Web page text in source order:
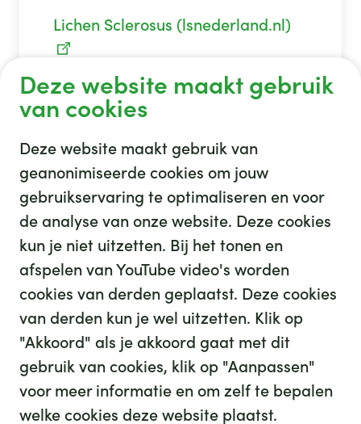
Lichen Sclerosus (lsnederland.nl)
Deze website maakt gebruik
van cookies
Deze website maakt gebruik van
geanonimiseerde cookies om jouw
gebruikservaring te optimaliseren en voor
de analyse van onze website. Deze cookies
kun je niet uitzetten. Bij het tonen en
afspelen van YouTube video's worden
cookies van derden geplaatst. Deze cookies
van derden kun je wel uitzetten. Klik op
"Akkoord" als je akkoord gaat met dit
gebruik van cookies, klik op "Aanpassen"
voor meer informatie en om zelf te bepalen
welke cookies deze website plaatst.
GHZ
We hebben 35 leuke banen voor je
Kijk op werkenbijghz.nl